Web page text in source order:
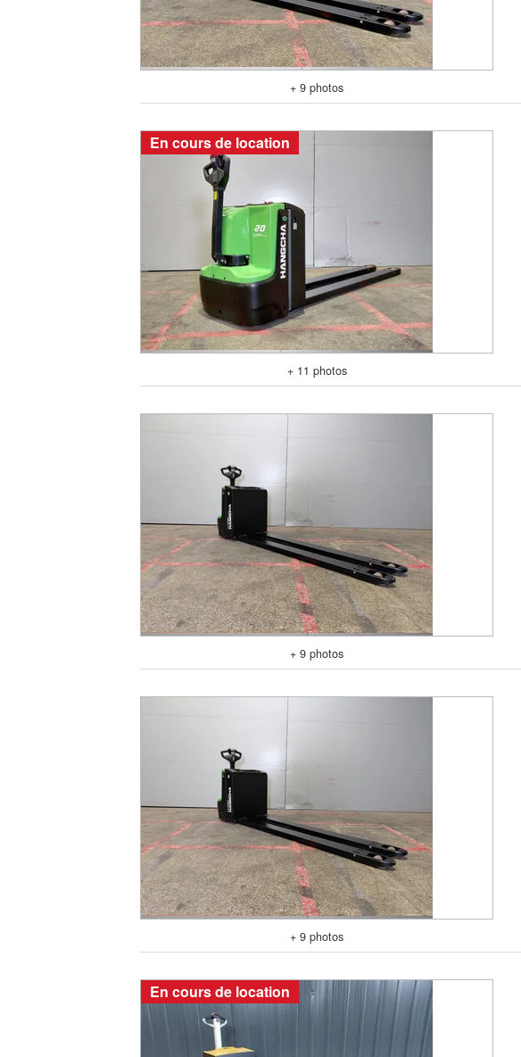
+ 9 photos
En cours de location
+ 11 photos
+ 9 photos
+ 9 photos
En cours de location